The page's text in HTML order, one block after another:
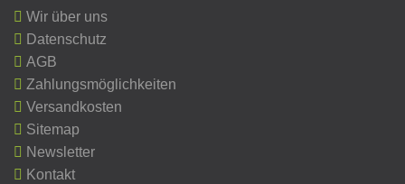
Wir über uns
Datenschutz
AGB
Zahlungsmöglichkeiten
Versandkosten
Sitemap
Newsletter
Kontakt